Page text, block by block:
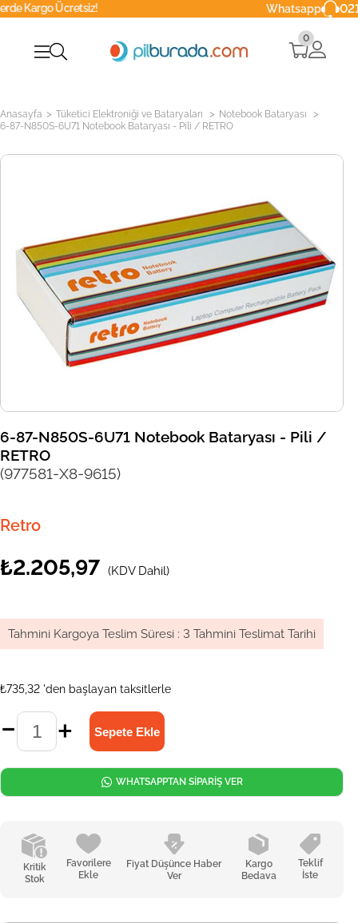
0216 629 90
0
Anasayfa > Tüketici Elektroniği ve Bataryaları > Notebook Bataryası >
6-87-N850S-6U71 Notebook Bataryası - Pili / RETRO
6-87-N850S-6U71 Notebook Bataryası - Pili /
RETRO
(977581-X8-9615)
Retro
₺2.205,97 (KDV Dahil)
Tahmini Kargoya Teslim Süresi : 3 Tahmini Teslimat Tarihi
₺735,32 'den başlayan taksitlerle
Kritik
Stok
Favorilere
Ekle
Fiyat Düşünce Haber
Ver
Kargo
Bedava
Teklif
İste
WHATSAPPTAN SİPARİŞ VER